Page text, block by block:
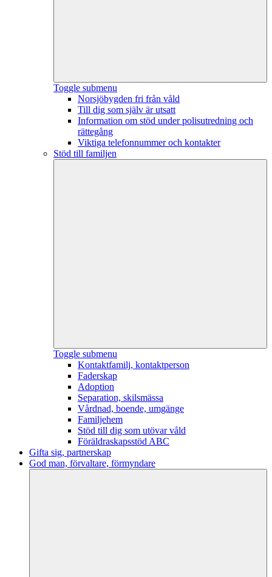
Toggle submenu
Norsjöbygden fri från våld
Till dig som själv är utsatt
Information om stöd under polisutredning och
rättegång
Viktiga telefonnummer och kontakter
Stöd till familjen
Toggle submenu
Kontaktfamilj, kontaktperson
Faderskap
Adoption
Separation, skilsmässa
Vårdnad, boende, umgänge
Familjehem
Stöd till dig som utövar våld
Föräldraskapsstöd ABC
Gifta sig, partnerskap
God man, förvaltare, förmyndare